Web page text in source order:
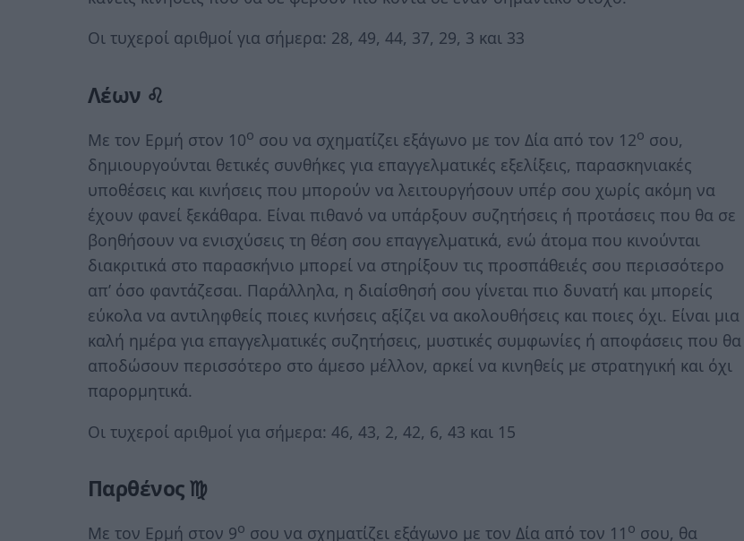
Οι τυχεροί αριθμοί για σήμερα: 28, 49, 44, 37, 29, 3 και 33
Λέων ♌
Με τον Ερμή στον 10ο σου να σχηματίζει εξάγωνο με τον Δία από τον 12ο σου,
δημιουργούνται θετικές συνθήκες για επαγγελματικές εξελίξεις, παρασκηνιακές
υποθέσεις και κινήσεις που μπορούν να λειτουργήσουν υπέρ σου χωρίς ακόμη να
έχουν φανεί ξεκάθαρα. Είναι πιθανό να υπάρξουν συζητήσεις ή προτάσεις που θα σε
βοηθήσουν να ενισχύσεις τη θέση σου επαγγελματικά, ενώ άτομα που κινούνται
διακριτικά στο παρασκήνιο μπορεί να στηρίξουν τις προσπάθειές σου περισσότερο
απ’ όσο φαντάζεσαι. Παράλληλα, η διαίσθησή σου γίνεται πιο δυνατή και μπορείς
εύκολα να αντιληφθείς ποιες κινήσεις αξίζει να ακολουθήσεις και ποιες όχι. Είναι μια
καλή ημέρα για επαγγελματικές συζητήσεις, μυστικές συμφωνίες ή αποφάσεις που θα
αποδώσουν περισσότερο στο άμεσο μέλλον, αρκεί να κινηθείς με στρατηγική και όχι
παρορμητικά.
Οι τυχεροί αριθμοί για σήμερα: 46, 43, 2, 42, 6, 43 και 15
Παρθένος ♍
Με τον Ερμή στον 9ο σου να σχηματίζει εξάγωνο με τον Δία από τον 11 ο σου, θα